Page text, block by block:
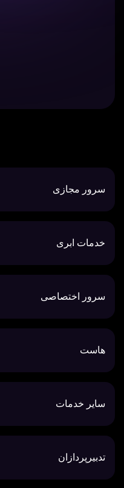
سرور مجازی
خدمات ابری
سرور اختصاصی
هاست
سایر خدمات
تدبیرپردازان